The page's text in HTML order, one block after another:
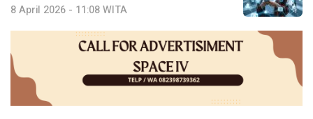
8 April 2026 - 11:08 WITA